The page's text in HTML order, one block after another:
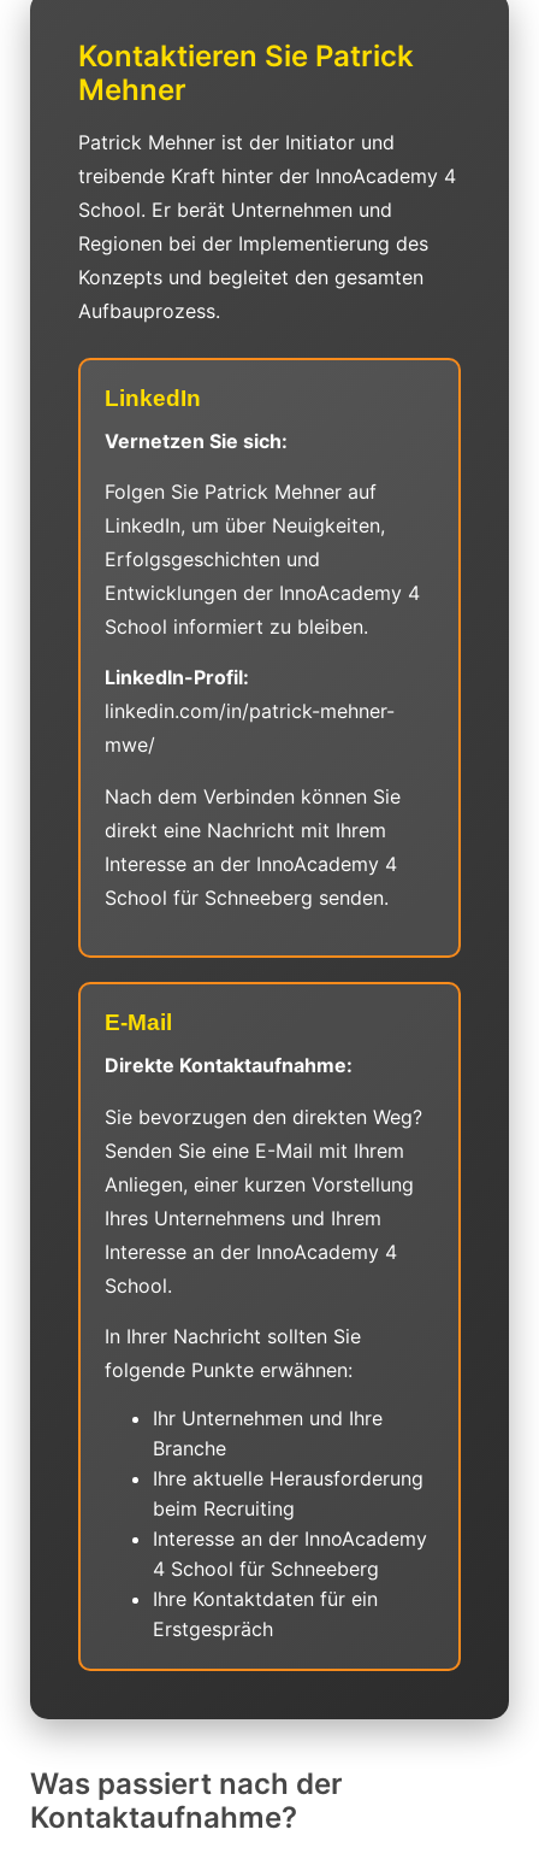
Kontaktieren Sie Patrick
Mehner
Patrick Mehner ist der Initiator und
treibende Kraft hinter der InnoAcademy 4
School. Er berät Unternehmen und
Regionen bei der Implementierung des
Konzepts und begleitet den gesamten
Aufbauprozess.
LinkedIn
Vernetzen Sie sich:
Folgen Sie Patrick Mehner auf
LinkedIn, um über Neuigkeiten,
Erfolgsgeschichten und
Entwicklungen der InnoAcademy 4
School informiert zu bleiben.
LinkedIn-Profil:
linkedin.com/in/patrick-mehner-
mwe/
Nach dem Verbinden können Sie
direkt eine Nachricht mit Ihrem
Interesse an der InnoAcademy 4
School für Schneeberg senden.
E-Mail
Direkte Kontaktaufnahme:
Sie bevorzugen den direkten Weg?
Senden Sie eine E-Mail mit Ihrem
Anliegen, einer kurzen Vorstellung
Ihres Unternehmens und Ihrem
Interesse an der InnoAcademy 4
School.
In Ihrer Nachricht sollten Sie
folgende Punkte erwähnen:
Ihr Unternehmen und Ihre
Branche
Ihre aktuelle Herausforderung
beim Recruiting
Interesse an der InnoAcademy
4 School für Schneeberg
Ihre Kontaktdaten für ein
Erstgespräch
Was passiert nach der
Kontaktaufnahme?